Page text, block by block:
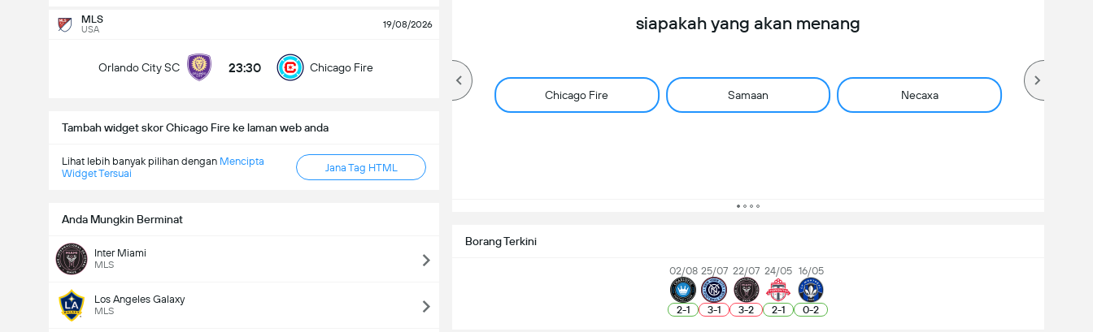
MLS
USA 19/08/2026
Orlando City SC 23:30 Chicago Fire
Tambah widget skor Chicago Fire ke laman web anda
Lihat lebih banyak pilihan dengan Mencipta
Widget Tersuai
Jana Tag HTML
Anda Mungkin Berminat
Inter Miami
MLS
Los Angeles Galaxy
MLS
siapakah yang akan menang
Chicago Fire Samaan Necaxa
Jumlah gol dalam perlawanan (2.5)
Borang Terkini
02/08
2-1
25/07
3-1
22/07
3-2
24/05
2-1
16/05
0-2